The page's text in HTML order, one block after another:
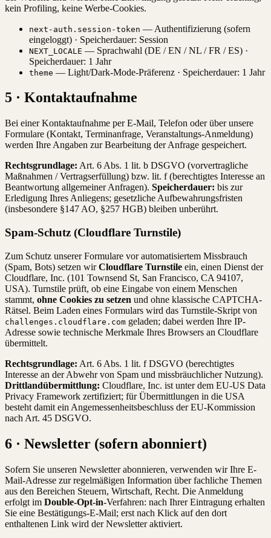
kein Profiling, keine Werbe-Cookies.
next-auth.session-token — Authentifizierung (sofern
eingeloggt) · Speicherdauer: Session
NEXT_LOCALE — Sprachwahl (DE / EN / NL / FR / ES) ·
Speicherdauer: 1 Jahr
theme — Light/Dark-Mode-Präferenz · Speicherdauer: 1 Jahr
5 · Kontaktaufnahme
Bei einer Kontaktaufnahme per E-Mail, Telefon oder über unsere
Formulare (Kontakt, Terminanfrage, Veranstaltungs-Anmeldung)
werden Ihre Angaben zur Bearbeitung der Anfrage gespeichert.
Rechtsgrundlage: Art. 6 Abs. 1 lit. b DSGVO (vorvertragliche
Maßnahmen / Vertragserfüllung) bzw. lit. f (berechtigtes Interesse an
Beantwortung allgemeiner Anfragen). Speicherdauer: bis zur
Erledigung Ihres Anliegens; gesetzliche Aufbewahrungsfristen
(insbesondere §147 AO, §257 HGB) bleiben unberührt.
Spam-Schutz (Cloudflare Turnstile)
Zum Schutz unserer Formulare vor automatisiertem Missbrauch
(Spam, Bots) setzen wirCloudflare Turnstile ein, einen Dienst der
Cloudflare, Inc. (101 Townsend St, San Francisco, CA 94107,
USA). Turnstile prüft, ob eine Eingabe von einem Menschen
stammt, ohne Cookies zu setzen und ohne klassische CAPTCHA-
Rätsel. Beim Laden eines Formulars wird das Turnstile-Skript von
challenges.cloudflare.com geladen; dabei werden Ihre IP-
Adresse sowie technische Merkmale Ihres Browsers an Cloudflare
übermittelt.
Rechtsgrundlage: Art. 6 Abs. 1 lit. f DSGVO (berechtigtes
Interesse an der Abwehr von Spam und missbräuchlicher Nutzung).
Drittlandübermittlung: Cloudflare, Inc. ist unter dem EU-US Data
Privacy Framework zertifiziert; für Übermittlungen in die USA
besteht damit ein Angemessenheitsbeschluss der EU-Kommission
nach Art. 45 DSGVO.
6 · Newsletter (sofern abonniert)
Sofern Sie unseren Newsletter abonnieren, verwenden wir Ihre E-
Mail-Adresse zur regelmäßigen Information über fachliche Themen
aus den Bereichen Steuern, Wirtschaft, Recht. Die Anmeldung
erfolgt im Double-Opt-in-Verfahren: nach Ihrer Eintragung erhalten
Sie eine Bestätigungs-E-Mail; erst nach Klick auf den dort
enthaltenen Link wird der Newsletter aktiviert.